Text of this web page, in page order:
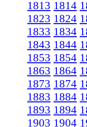
1813 1814
1823 1824
1833 1834
1843 1844
1853 1854
1863 1864
1873 1874
1883 1884
1893 1894
1903 1904